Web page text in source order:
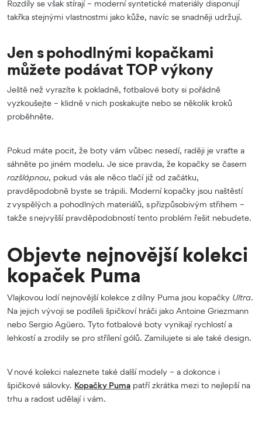
Rozdíly se však stírají – moderní syntetické materiály disponují
takřka stejnými vlastnostmi jako kůže, navíc se snadněji udržují.
Jen s pohodlnými kopačkami
můžete podávat TOP výkony
Ještě než vyrazíte k pokladně, fotbalové boty si pořádně
vyzkoušejte – klidně v nich poskakujte nebo se několik kroků
proběhněte.
Pokud máte pocit, že boty vám vůbec nesedí, raději je vraťte a
sáhněte po jiném modelu. Je sice pravda, že kopačky se časem
rozšlápnou, pokud vás ale něco tlačí již od začátku,
pravděpodobně byste se trápili. Moderní kopačky jsou naštěstí
z vyspělých a pohodlných materiálů, s přizpůsobivým střihem –
takže s nejvyšší pravděpodobností tento problém řešit nebudete.
Objevte nejnovější kolekci
kopaček Puma
Vlajkovou lodí nejnovější kolekce z dílny Puma jsou kopačky Ultra.
Na jejich vývoji se podíleli špičkoví hráči jako Antoine Griezmann
nebo Sergio Agüero. Tyto fotbalové boty vynikají rychlostí a
lehkostí a zrodily se pro střílení gólů. Zamilujete si ale také design.
V nové kolekci naleznete také další modely – a dokonce i
špičkové sálovky. Kopačky Puma patří zkrátka mezi to nejlepší na
trhu a radost udělají i vám.